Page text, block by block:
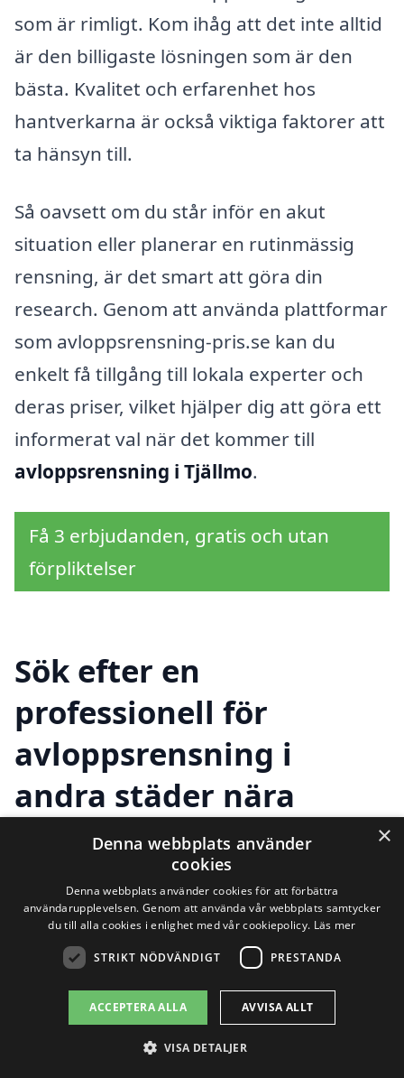
som är rimligt. Kom ihåg att det inte alltid
är den billigaste lösningen som är den
bästa. Kvalitet och erfarenhet hos
hantverkarna är också viktiga faktorer att
ta hänsyn till.
Så oavsett om du står inför en akut
situation eller planerar en rutinmässig
rensning, är det smart att göra din
research. Genom att använda plattformar
som avloppsrensning-pris.se kan du
enkelt få tillgång till lokala experter och
deras priser, vilket hjälper dig att göra ett
informerat val när det kommer till
avloppsrensning i Tjällmo.
Få 3 erbjudanden, gratis och utan
förpliktelser
Sök efter en
professionell för
avloppsrensning i
andra städer nära
Tjällmo
Om du letar efter hjälp med
avloppsrensning i Tjällmo, är du på rätt
väg! Att få avloppen rengjorda är viktigt
för både funktion och hälsa, och att hitta
rätt företag för jobbet kan kännas
×
Denna webbplats använder
cookies
Denna webbplats använder cookies för att förbättra
användarupplevelsen. Genom att använda vår webbplats samtycker
du till alla cookies i enlighet med vår cookiepolicy. Läs mer
STRIKT NÖDVÄNDIGT PRESTANDA
ACCEPTERA ALLA AVVISA ALLT
VISA DETALJER